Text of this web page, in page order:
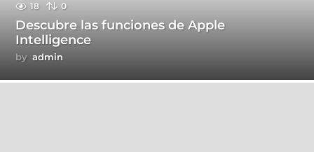
18 0
Descubre las funciones de Apple
Intelligence
by admin